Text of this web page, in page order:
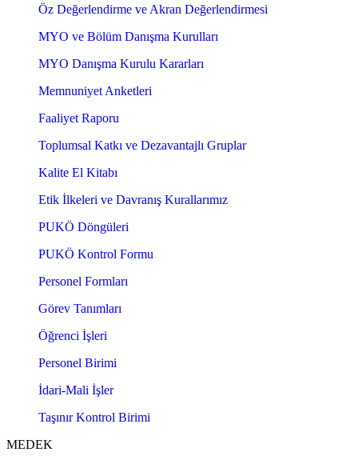
Öz Değerlendirme ve Akran Değerlendirmesi
MYO ve Bölüm Danışma Kurulları
MYO Danışma Kurulu Kararları
Memnuniyet Anketleri
Faaliyet Raporu
Toplumsal Katkı ve Dezavantajlı Gruplar
Kalite El Kitabı
Etik İlkeleri ve Davranış Kurallarımız
PUKÖ Döngüleri
PUKÖ Kontrol Formu
Personel Formları
Görev Tanımları
Öğrenci İşleri
Personel Birimi
İdari-Mali İşler
Taşınır Kontrol Birimi
MEDEK